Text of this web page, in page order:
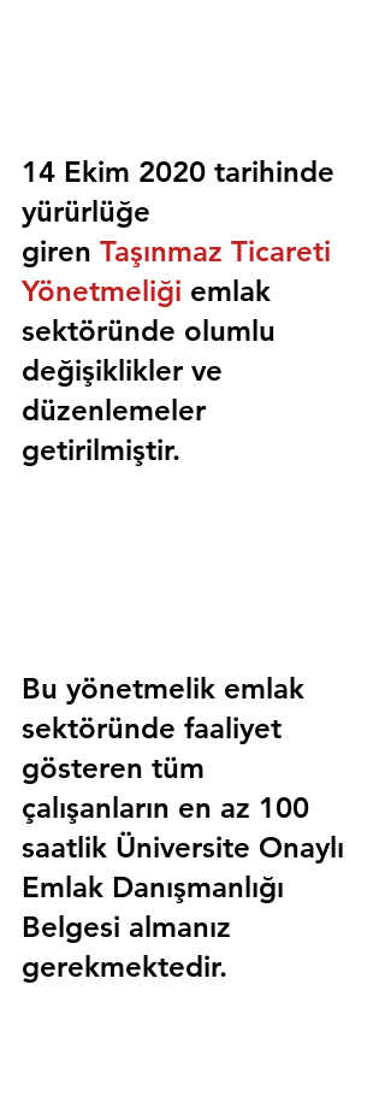
14 Ekim 2020 tarihinde
yürürlüğe
giren Taşınmaz Ticareti
Yönetmeliği emlak
sektöründe olumlu
değişiklikler ve
düzenlemeler
getirilmiştir.
Bu yönetmelik emlak
sektöründe faaliyet
gösteren tüm
çalışanların en az 100
saatlik Üniversite Onaylı
Emlak Danışmanlığı
Belgesi almanız
gerekmektedir.